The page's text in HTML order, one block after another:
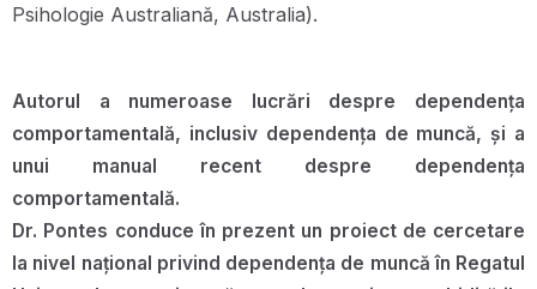
Psihologie Australiană, Australia).
Autorul a numeroase lucrări despre dependența
comportamentală, inclusiv dependența de muncă, și a
unui manual recent despre dependența
comportamentală.
Dr. Pontes conduce în prezent un proiect de cercetare
la nivel național privind dependența de muncă în Regatul